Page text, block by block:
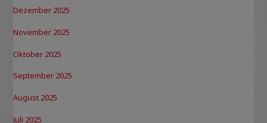
Dezember 2025
November 2025
Oktober 2025
September 2025
August 2025
Juli 2025